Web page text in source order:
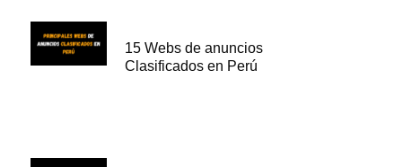
15 Webs de anuncios
Clasificados en Perú